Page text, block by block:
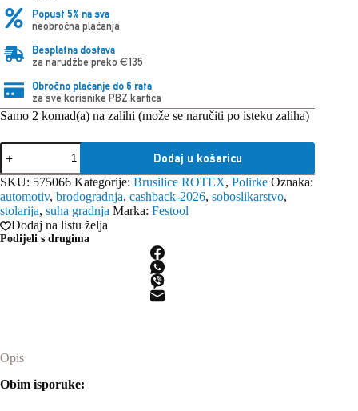
Popust 5% na sva
neobročna plaćanja
Besplatna dostava
za narudžbe preko €135
Obročno plaćanje do 6 rata
za sve korisnike PBZ kartica
Samo 2 komad(a) na zalihi (može se naručiti po isteku zaliha)
Festool
brusilica
ekscentrična
ROTEX
RO
150
FEQ
230V
Dodaj u košaricu
SKU: 575066 Kategorije: Brusilice ROTEX, Polirke Oznaka:
automotiv, brodogradnja, cashback-2026, soboslikarstvo,
stolarija, suha gradnja Marka: Festool
Dodaj na listu želja
Podijeli s drugima
Opis
Obim isporuke: